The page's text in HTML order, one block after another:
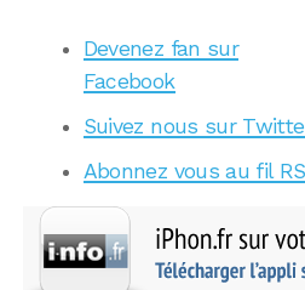
Devenez fan sur
Facebook
Suivez nous sur
Abonnez vous au fil